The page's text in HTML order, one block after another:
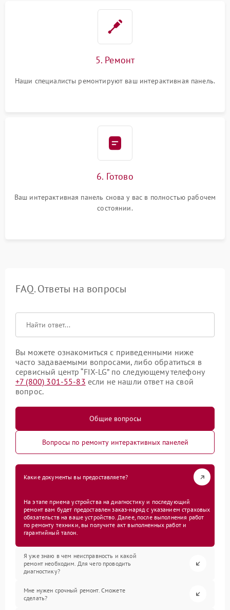
5. Ремонт
Наши специалисты ремонтируют ваш интерактивная панель.
6. Готово
Ваш интерактивная панель снова у вас в полностью рабочем
состоянии.
FAQ. Ответы на вопросы
Вы можете ознакомиться с приведенными ниже
часто задаваемыми вопросами, либо обратиться в
сервисный центр “FIX-LG” по следующему телефону
+7 (800) 301-55-83 если не нашли ответ на свой
вопрос.
Общие вопросы
Вопросы по ремонту интерактивных панелей
Какие документы вы предоставляете?
На этапе приема устройства на диагностику и последующий
ремонт вам будет предоставлен заказ-наряд с указанием страховых
обязательств на ваше устройство. Далее, после выполнения работ
по ремонту техники, вы получите акт выполненных работ и
гарантийный талон.
Я уже знаю в чем неисправность и какой
ремонт необходим. Для чего проводить
диагностику?
Мне нужен срочный ремонт. Сможете
сделать?